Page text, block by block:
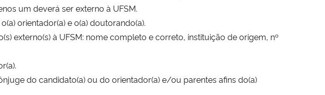
um deverá ser externo à UFSM.
orientador(a) e o(a) doutorando(a).
externo(s) à UFSM: nome completo e correto, instituição de origem, nº
do candidato(a) ou do orientador(a) e/ou parentes afins do(a)